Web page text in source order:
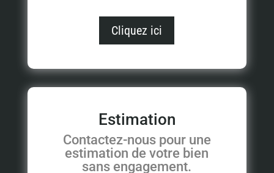
Cliquez ici
Estimation
Contactez-nous pour une
estimation de votre bien
sans engagement.